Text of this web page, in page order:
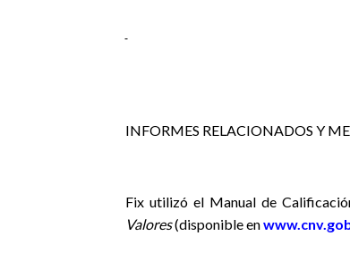
INFORMES RELACIONADOS Y
Fix utilizó el Manual de
Valores(disponible en